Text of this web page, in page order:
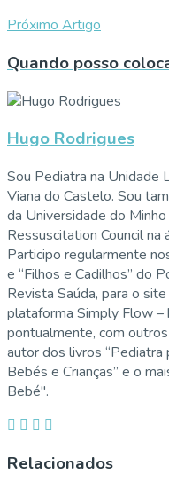
Próximo Artigo
Quando posso
Hugo Rodrigues
Sou Pediatra na Unidade
Viana do Castelo. Sou
da Universidade do
Ressuscitation Council na
Participo regularmente
e “Filhos e Cadilhos” do
Revista Saúda, para o
plataforma Simply Flow –
pontualmente, com
autor dos livros “Pediatra
Bebés e Crianças” e o
Bebé".
Relacionados